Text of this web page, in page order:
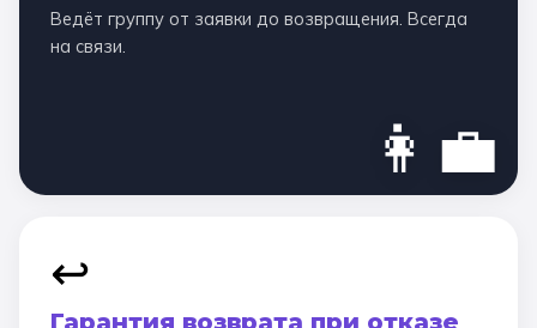
Ведёт группу от заявки до возвращения. Всегда
на связи.
👩‍💼
↩️